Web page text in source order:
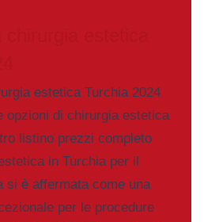
estetica Turchia 2024
opzioni di chirurgia estetica
listino prezzi completo
in Turchia per il
si è affermata come una
per le procedure